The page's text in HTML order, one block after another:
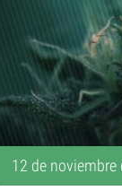
12 de noviembre